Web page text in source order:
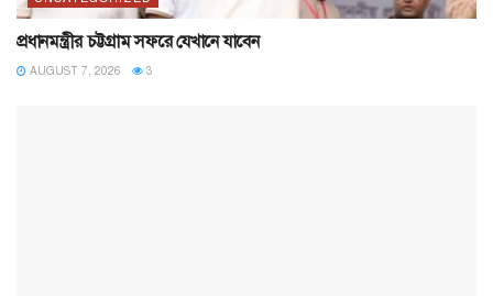
প্রধানমন্ত্রীর চট্টগ্রাম সফরে যেখানে যাবেন
AUGUST 7, 2026 3